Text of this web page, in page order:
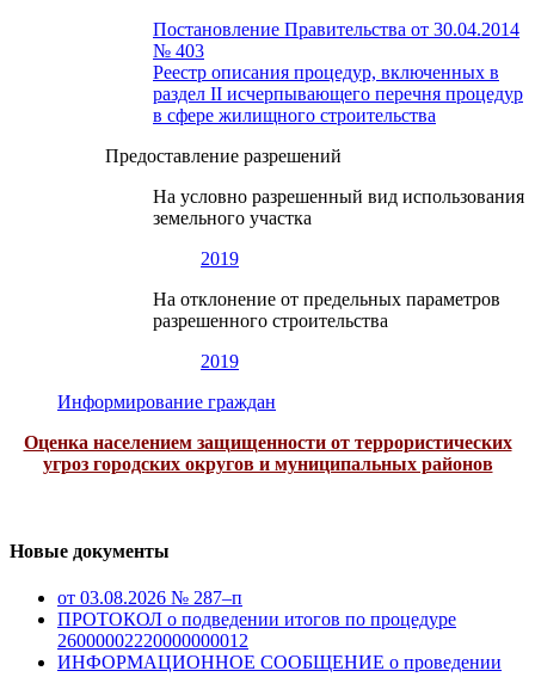
Постановление Правительства от 30.04.2014
№ 403
Реестр описания процедур, включенных в
раздел II исчерпывающего перечня процедур
в сфере жилищного строительства
Предоставление разрешений
На условно разрешенный вид использования
земельного участка
2019
На отклонение от предельных параметров
разрешенного строительства
2019
Информирование граждан
Оценка населением защищенности от террористических
угроз городских округов и муниципальных районов
Новые документы
от 03.08.2026 № 287–п
ПРОТОКОЛ о подведении итогов по процедуре
26000002220000000012
ИНФОРМАЦИОННОЕ СООБЩЕНИЕ о проведении